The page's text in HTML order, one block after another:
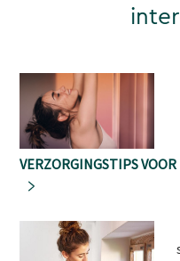
VERZORGINGSTIPS